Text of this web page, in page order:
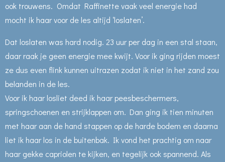
ook trouwens. Omdat Raffinette vaak veel energie had
mocht ik haar voor de les altijd ‘loslaten’.
Dat loslaten was hard nodig. 23 uur per dag in een stal staan,
daar raak je geen energie mee kwijt. Voor ik ging rijden moest
ze dus even flink kunnen uitrazen zodat ik niet in het zand zou
belanden in de les.
Voor ik haar losliet deed ik haar peesbeschermers,
springschoenen en strijklappen om. Dan ging ik tien minuten
met haar aan de hand stappen op de harde bodem en daarna
liet ik haar los in de buitenbak. Ik vond het prachtig om naar
haar gekke capriolen te kijken, en tegelijk ook spannend. Als